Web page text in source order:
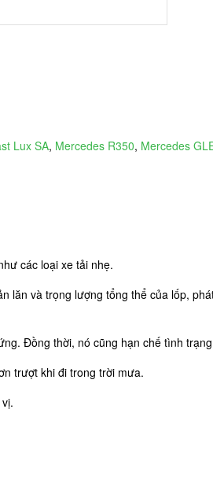
Lux SA, Mercedes R350, Mercedes
các loại xe tải nhẹ.
lăn và trọng lượng tổng thể của lốp,
Đồng thời, nó cũng hạn chế tình
trượt khi đi trong trời mưa.